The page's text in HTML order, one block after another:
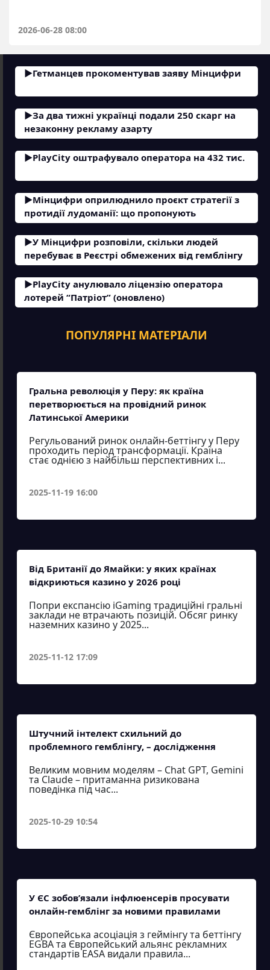
2026-06-28 08:00
Гетманцев прокоментував заяву Мінцифри
За два тижні українці подали 250 скарг на
незаконну рекламу азарту
PlayCity оштрафувало оператора на 432 тис.
Мінцифри оприлюднило проєкт стратегії з
протидії лудоманії: що пропонують
У Мінцифри розповіли, скільки людей
перебуває в Реєстрі обмежених від гемблінгу
PlayCity анулювало ліцензію оператора
лотерей “Патріот” (оновлено)
ПОПУЛЯРНІ МАТЕРІАЛИ
Гральна революція у Перу: як країна
перетворюється на провідний ринок
Латинської Америки
Регульований ринок онлайн-беттінгу у Перу
проходить період трансформації. Країна
стає однією з найбільш перспективних і...
2025-11-19 16:00
Від Британії до Ямайки: у яких країнах
відкриються казино у 2026 році
Попри експансію iGaming традиційні гральні
заклади не втрачають позицій. Обсяг ринку
наземних казино у 2025...
2025-11-12 17:09
Штучний інтелект схильний до
проблемного гемблінгу, – дослідження
Великим мовним моделям – Chat GPT, Gemini
та Claude – притаманна ризикована
поведінка під час...
2025-10-29 10:54
У ЄС зобов’язали інфлюенсерів просувати
онлайн-гемблінг за новими правилами
Європейська асоціація з геймінгу та беттінгу
EGBA та Європейський альянс рекламних
стандартів EASA видали правила...